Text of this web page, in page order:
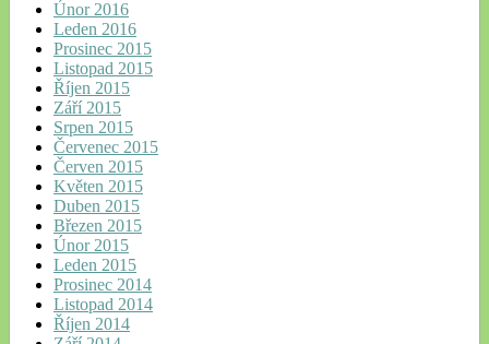
Únor 2016
Leden 2016
Prosinec 2015
Listopad 2015
Říjen 2015
Září 2015
Srpen 2015
Červenec 2015
Červen 2015
Květen 2015
Duben 2015
Březen 2015
Únor 2015
Leden 2015
Prosinec 2014
Listopad 2014
Říjen 2014